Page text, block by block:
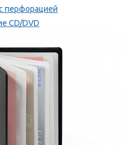
перфорацией
CD/DVD